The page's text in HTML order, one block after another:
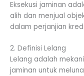
Eksekusi jaminan
alih dan menjual
dalam perjanjian
2. Definisi Lelang
Lelang adalah
jaminan untuk